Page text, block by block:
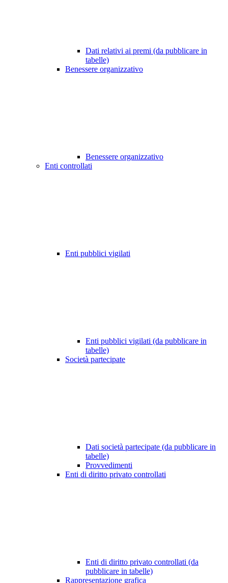
Dati relativi ai premi (da pubblicare in
tabelle)
Benessere organizzativo
Benessere organizzativo
Enti controllati
Enti pubblici vigilati
Enti pubblici vigilati (da pubblicare in
tabelle)
Società partecipate
Dati società partecipate (da pubblicare in
tabelle)
Provvedimenti
Enti di diritto privato controllati
Enti di diritto privato controllati (da
pubblicare in tabelle)
Rappresentazione grafica